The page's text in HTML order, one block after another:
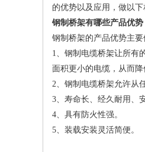
的优势以及应用，做以下
钢制桥架有哪些产品优势
钢制桥架的产品优势主要
1、钢制电缆桥架让所有
面积更小的电缆，从而降
2、钢制电缆桥架允许从
3、寿命长、经久耐用、
4、具有防火性强。
5、装载安装灵活简便。